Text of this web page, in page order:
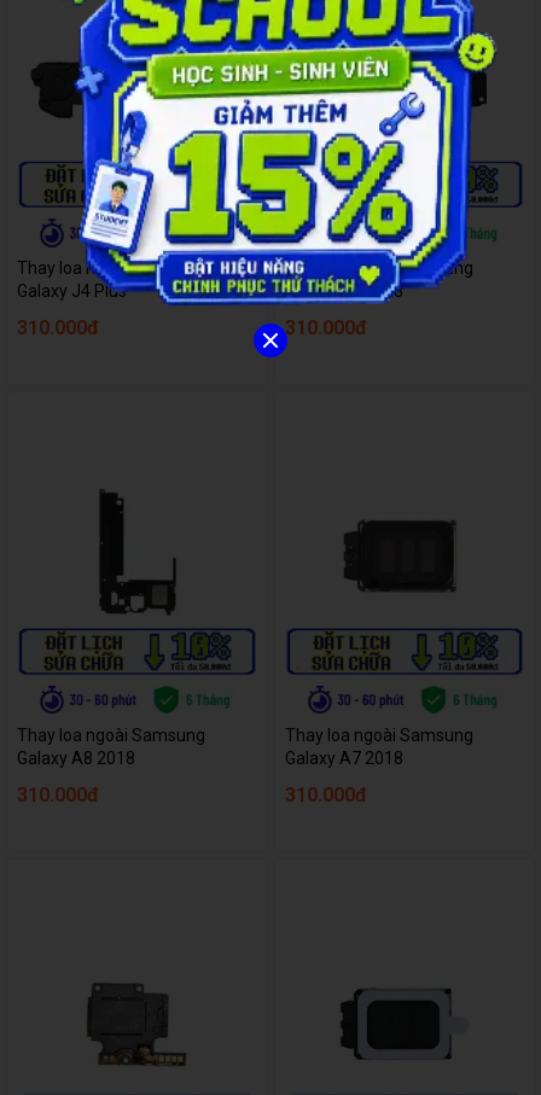
Thay loa ngoài Samsung
Galaxy J4 Plus
310.000đ
Thay loa ngoài Samsung
Galaxy A9 2018
310.000đ
Thay loa ngoài Samsung
Galaxy A8 2018
310.000đ
Thay loa ngoài Samsung
Galaxy A7 2018
310.000đ